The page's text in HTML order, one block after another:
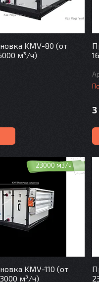
KMV-80 (от
м³/ч)
23000 м3/ч
KMV-110 (от
м³/ч)